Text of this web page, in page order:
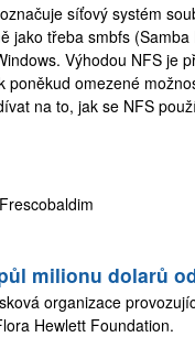
síťový systém
jako třeba smbfs
Výhodou NFS je
poněkud omezené
na to, jak se NFS
milionu dolarů
organizace
Hewlett Foundation.